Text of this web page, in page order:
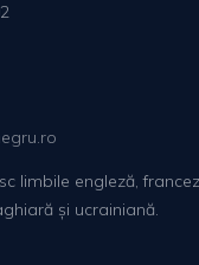
limbile engleză,
și ucrainiană.